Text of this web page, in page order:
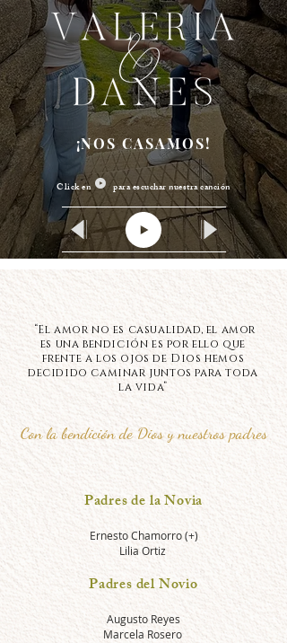
¡NOS CASAMOS!
Click en para escuchar nuestra canción
“El amor no es casualidad, el amor
es una bendición es por ello que
frente a los ojos de Dios hemos
decidido caminar juntos para toda
la vida”
Con labendiciónde Diosy nuestros padres
Padres de la Novia
Ernesto Chamorro (+)
Lilia Ortiz
Padres del Novio
Augusto Reyes
Marcela Rosero